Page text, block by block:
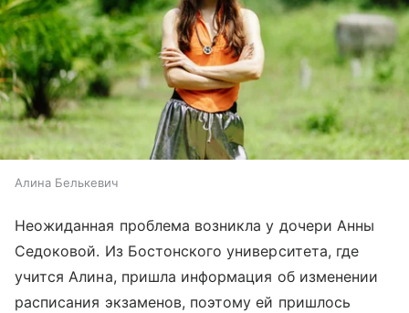
Алина Белькевич
Неожиданная проблема возникла у дочери Анны
Седоковой. Из Бостонского университета, где
учится Алина, пришла информация об изменении
расписания экзаменов, поэтому ей пришлось